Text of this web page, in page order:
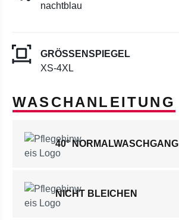
nachtblau
GRÖSSENSPIEGEL
XS-4XL
WASCHANLEITUNG
40° NORMALWASCHGANG
NICHT BLEICHEN